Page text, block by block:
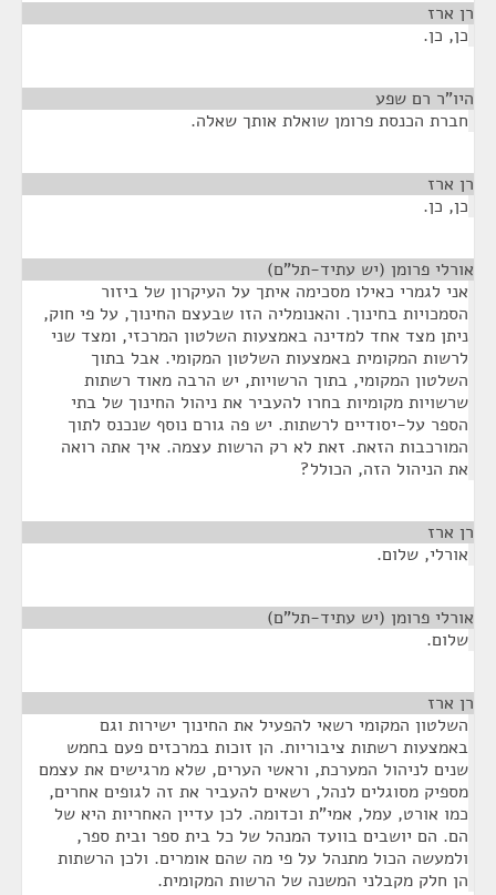
רן ארז
כן, כן.
היו"ר רם שפע
חברת הכנסת פרומן שואלת אותך שאלה.
רן ארז
כן, כן.
אורלי פרומן (יש עתיד-תל"ם)
אני לגמרי כאילו מסכימה איתך על העיקרון של ביזור
הסמכויות בחינוך. והאנומליה הזו שבעצם החינוך, על פי חוק,
ניתן מצד אחד למדינה באמצעות השלטון המרכזי, ומצד שני
לרשות המקומית באמצעות השלטון המקומי. אבל בתוך
השלטון המקומי, בתוך הרשויות, יש הרבה מאוד רשתות
שרשויות מקומיות בחרו להעביר את ניהול החינוך של בתי
הספר על-יסודיים לרשתות. יש פה גורם נוסף שנכנס לתוך
המורכבות הזאת. זאת לא רק הרשות עצמה. איך אתה רואה
את הניהול הזה, הכולל?
רן ארז
אורלי, שלום.
אורלי פרומן (יש עתיד-תל"ם)
שלום.
רן ארז
השלטון המקומי רשאי להפעיל את החינוך ישירות וגם
באמצעות רשתות ציבוריות. הן זוכות במרכזים פעם בחמש
שנים לניהול המערכת, וראשי הערים, שלא מרגישים את עצמם
מספיק מסוגלים לנהל, רשאים להעביר את זה לגופים אחרים,
כמו אורט, עמל, אמי"ת וכדומה. לכן עדיין האחריות היא של
הם. הם יושבים בוועד המנהל של כל בית ספר ובית ספר,
ולמעשה הכול מתנהל על פי מה שהם אומרים. ולכן הרשתות
הן חלק מקבלני המשנה של הרשות המקומית.